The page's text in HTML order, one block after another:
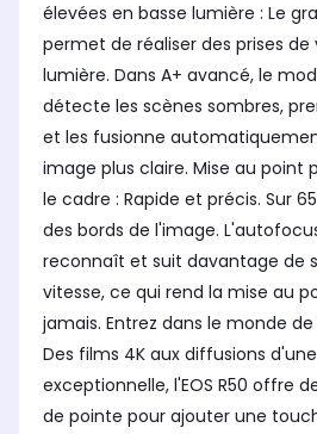
élevées en basse lumière : Le
permet de réaliser des prises de
lumière. Dans A+ avancé, le
détecte les scènes sombres,
et les fusionne
image plus claire. Mise au point
le cadre : Rapide et précis. Sur
des bords de l'image.
reconnaît et suit davantage de
vitesse, ce qui rend la mise au
jamais. Entrez dans le monde
Des films 4K aux diffusions
exceptionnelle, l'EOS R50 offre
de pointe pour ajouter une